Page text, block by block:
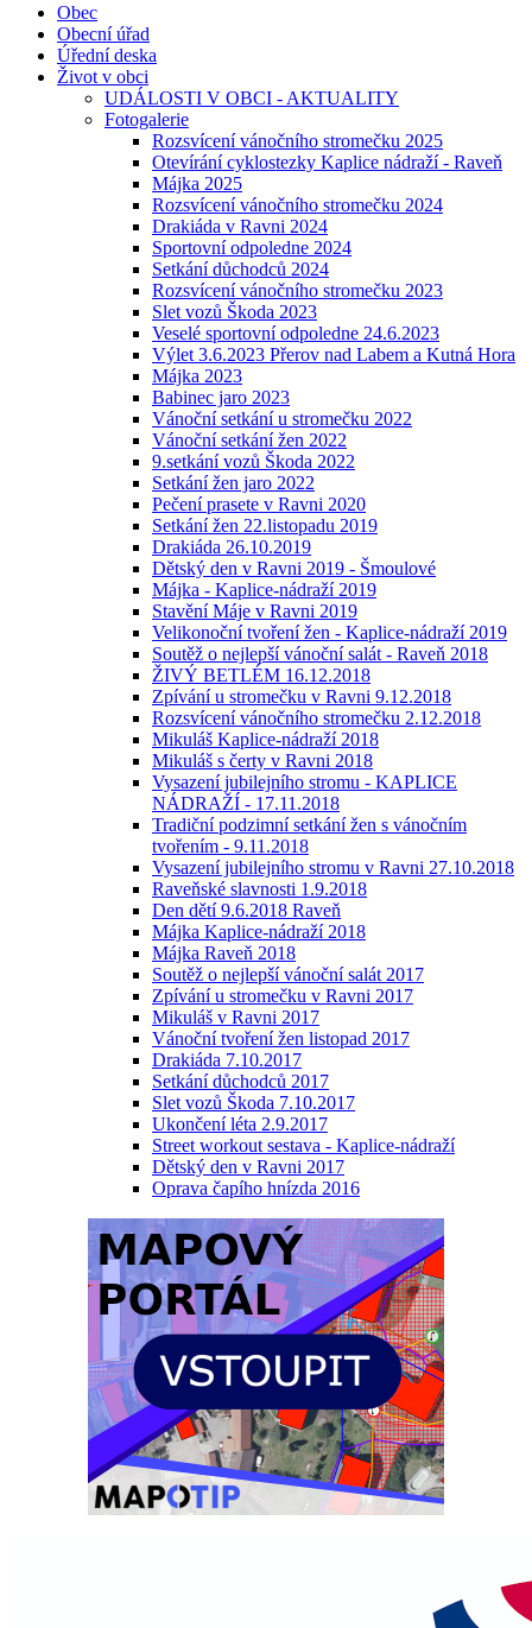
Obec
Obecní úřad
Úřední deska
Život v obci
UDÁLOSTI V OBCI - AKTUALITY
Fotogalerie
Rozsvícení vánočního stromečku 2025
Otevírání cyklostezky Kaplice nádraží - Raveň
Májka 2025
Rozsvícení vánočního stromečku 2024
Drakiáda v Ravni 2024
Sportovní odpoledne 2024
Setkání důchodců 2024
Rozsvícení vánočního stromečku 2023
Slet vozů Škoda 2023
Veselé sportovní odpoledne 24.6.2023
Výlet 3.6.2023 Přerov nad Labem a Kutná Hora
Májka 2023
Babinec jaro 2023
Vánoční setkání u stromečku 2022
Vánoční setkání žen 2022
9.setkání vozů Škoda 2022
Setkání žen jaro 2022
Pečení prasete v Ravni 2020
Setkání žen 22.listopadu 2019
Drakiáda 26.10.2019
Dětský den v Ravni 2019 - Šmoulové
Májka - Kaplice-nádraží 2019
Stavění Máje v Ravni 2019
Velikonoční tvoření žen - Kaplice-nádraží 2019
Soutěž o nejlepší vánoční salát - Raveň 2018
ŽIVÝ BETLÉM 16.12.2018
Zpívání u stromečku v Ravni 9.12.2018
Rozsvícení vánočního stromečku 2.12.2018
Mikuláš Kaplice-nádraží 2018
Mikuláš s čerty v Ravni 2018
Vysazení jubilejního stromu - KAPLICE
NÁDRAŽÍ - 17.11.2018
Tradiční podzimní setkání žen s vánočním
tvořením - 9.11.2018
Vysazení jubilejního stromu v Ravni 27.10.2018
Raveňské slavnosti 1.9.2018
Den dětí 9.6.2018 Raveň
Májka Kaplice-nádraží 2018
Májka Raveň 2018
Soutěž o nejlepší vánoční salát 2017
Zpívání u stromečku v Ravni 2017
Mikuláš v Ravni 2017
Vánoční tvoření žen listopad 2017
Drakiáda 7.10.2017
Setkání důchodců 2017
Slet vozů Škoda 7.10.2017
Ukončení léta 2.9.2017
Street workout sestava - Kaplice-nádraží
Dětský den v Ravni 2017
Oprava čapího hnízda 2016